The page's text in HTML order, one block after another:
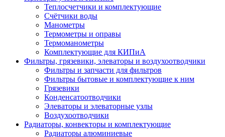
Теплосчетчики и комплектующие
Счётчики воды
Манометры
Термометры и оправы
Термоманометры
Комплектующие для КИПиА
Фильтры, грязевики, элеваторы и воздухоотводчики
Фильтры и запчасти для фильтров
Фильтры бытовые и комплектующие к ним
Грязевики
Конденсатоотводчики
Элеваторы и элеваторные узлы
Воздухоотводчики
Радиаторы, конвекторы и комплектующие
Радиаторы алюминиевые